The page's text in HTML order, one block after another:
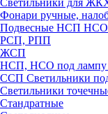
Светильники для
Фонари ручные,
Подвесные НСП
РСП, РПП
ЖСП
НСП, НСО под лампу
ССП Светильники
Светильники
Стандратные